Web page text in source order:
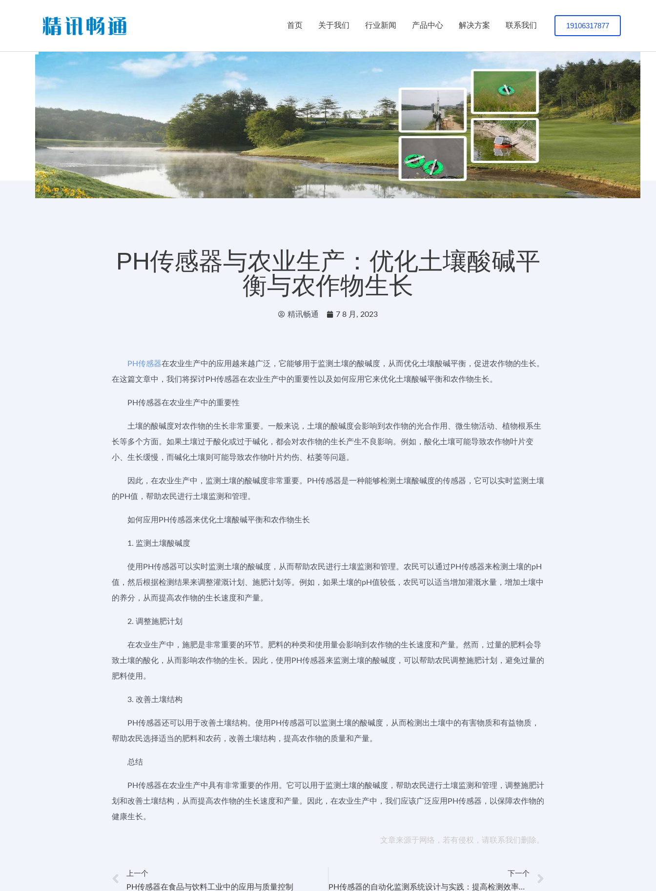
首页 关于我们 行业新闻 产品中心 解决方案 联系我们 19106317877
PH传感器与农业生产：优化土壤酸碱平
衡与农作物生长
精讯畅通 7 8 月, 2023
PH传感器在农业生产中的应用越来越广泛，它能够用于监测土壤的酸碱度，从而优化土壤酸碱平衡，促进农作物的生长。
在这篇文章中，我们将探讨PH传感器在农业生产中的重要性以及如何应用它来优化土壤酸碱平衡和农作物生长。
PH传感器在农业生产中的重要性
土壤的酸碱度对农作物的生长非常重要。一般来说，土壤的酸碱度会影响到农作物的光合作用、微生物活动、植物根系生
长等多个方面。如果土壤过于酸化或过于碱化，都会对农作物的生长产生不良影响。例如，酸化土壤可能导致农作物叶片变
小、生长缓慢，而碱化土壤则可能导致农作物叶片灼伤、枯萎等问题。
因此，在农业生产中，监测土壤的酸碱度非常重要。PH传感器是一种能够检测土壤酸碱度的传感器，它可以实时监测土壤
的PH值，帮助农民进行土壤监测和管理。
如何应用PH传感器来优化土壤酸碱平衡和农作物生长
1. 监测土壤酸碱度
使用PH传感器可以实时监测土壤的酸碱度，从而帮助农民进行土壤监测和管理。农民可以通过PH传感器来检测土壤的pH
值，然后根据检测结果来调整灌溉计划、施肥计划等。例如，如果土壤的pH值较低，农民可以适当增加灌溉水量，增加土壤中
的养分，从而提高农作物的生长速度和产量。
2. 调整施肥计划
在农业生产中，施肥是非常重要的环节。肥料的种类和使用量会影响到农作物的生长速度和产量。然而，过量的肥料会导
致土壤的酸化，从而影响农作物的生长。因此，使用PH传感器来监测土壤的酸碱度，可以帮助农民调整施肥计划，避免过量的
肥料使用。
3. 改善土壤结构
PH传感器还可以用于改善土壤结构。使用PH传感器可以监测土壤的酸碱度，从而检测出土壤中的有害物质和有益物质，
帮助农民选择适当的肥料和农药，改善土壤结构，提高农作物的质量和产量。
总结
PH传感器在农业生产中具有非常重要的作用。它可以用于监测土壤的酸碱度，帮助农民进行土壤监测和管理，调整施肥计
划和改善土壤结构，从而提高农作物的生长速度和产量。因此，在农业生产中，我们应该广泛应用PH传感器，以保障农作物的
健康生长。
文章来源于网络，若有侵权，请联系我们删除。
上一个
PH传感器在食品与饮料工业中的应用与质量控制
下一个
PH传感器的自动化监测系统设计与实践：提高检测效率与准确性